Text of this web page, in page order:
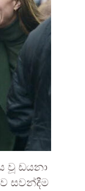
වූ ඩයනා
සවන්දීම